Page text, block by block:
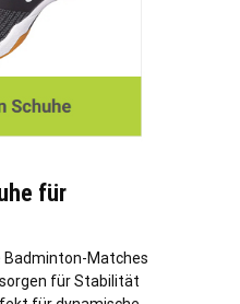
für
Matches
für Stabilität